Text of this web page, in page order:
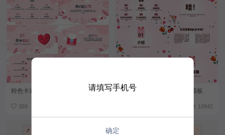
粉色卡通风情人节活动PPT模板
359
粉色卡通风情人节快乐PPT模板
10942
请填写手机号
确定